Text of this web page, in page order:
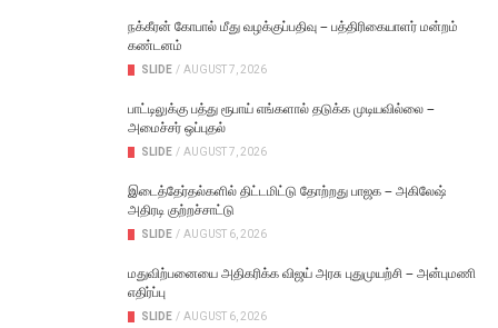
நக்கீரன் கோபால் மீது வழக்குப்பதிவு – பத்திரிகையாளர் மன்றம்
கண்டனம்
SLIDE / AUGUST 7, 2026
பாட்டிலுக்கு பத்து ரூபாய் எங்களால் தடுக்க முடியவில்லை –
அமைச்சர் ஒப்புதல்
SLIDE / AUGUST 7, 2026
இடைத்தேர்தல்களில் திட்டமிட்டு தோற்றது பாஜக – அகிலேஷ்
அதிரடி குற்றச்சாட்டு
SLIDE / AUGUST 6, 2026
மதுவிற்பனையை அதிகரிக்க விஜய் அரசு புதுமுயற்சி – அன்புமணி
எதிர்ப்பு
SLIDE / AUGUST 6, 2026